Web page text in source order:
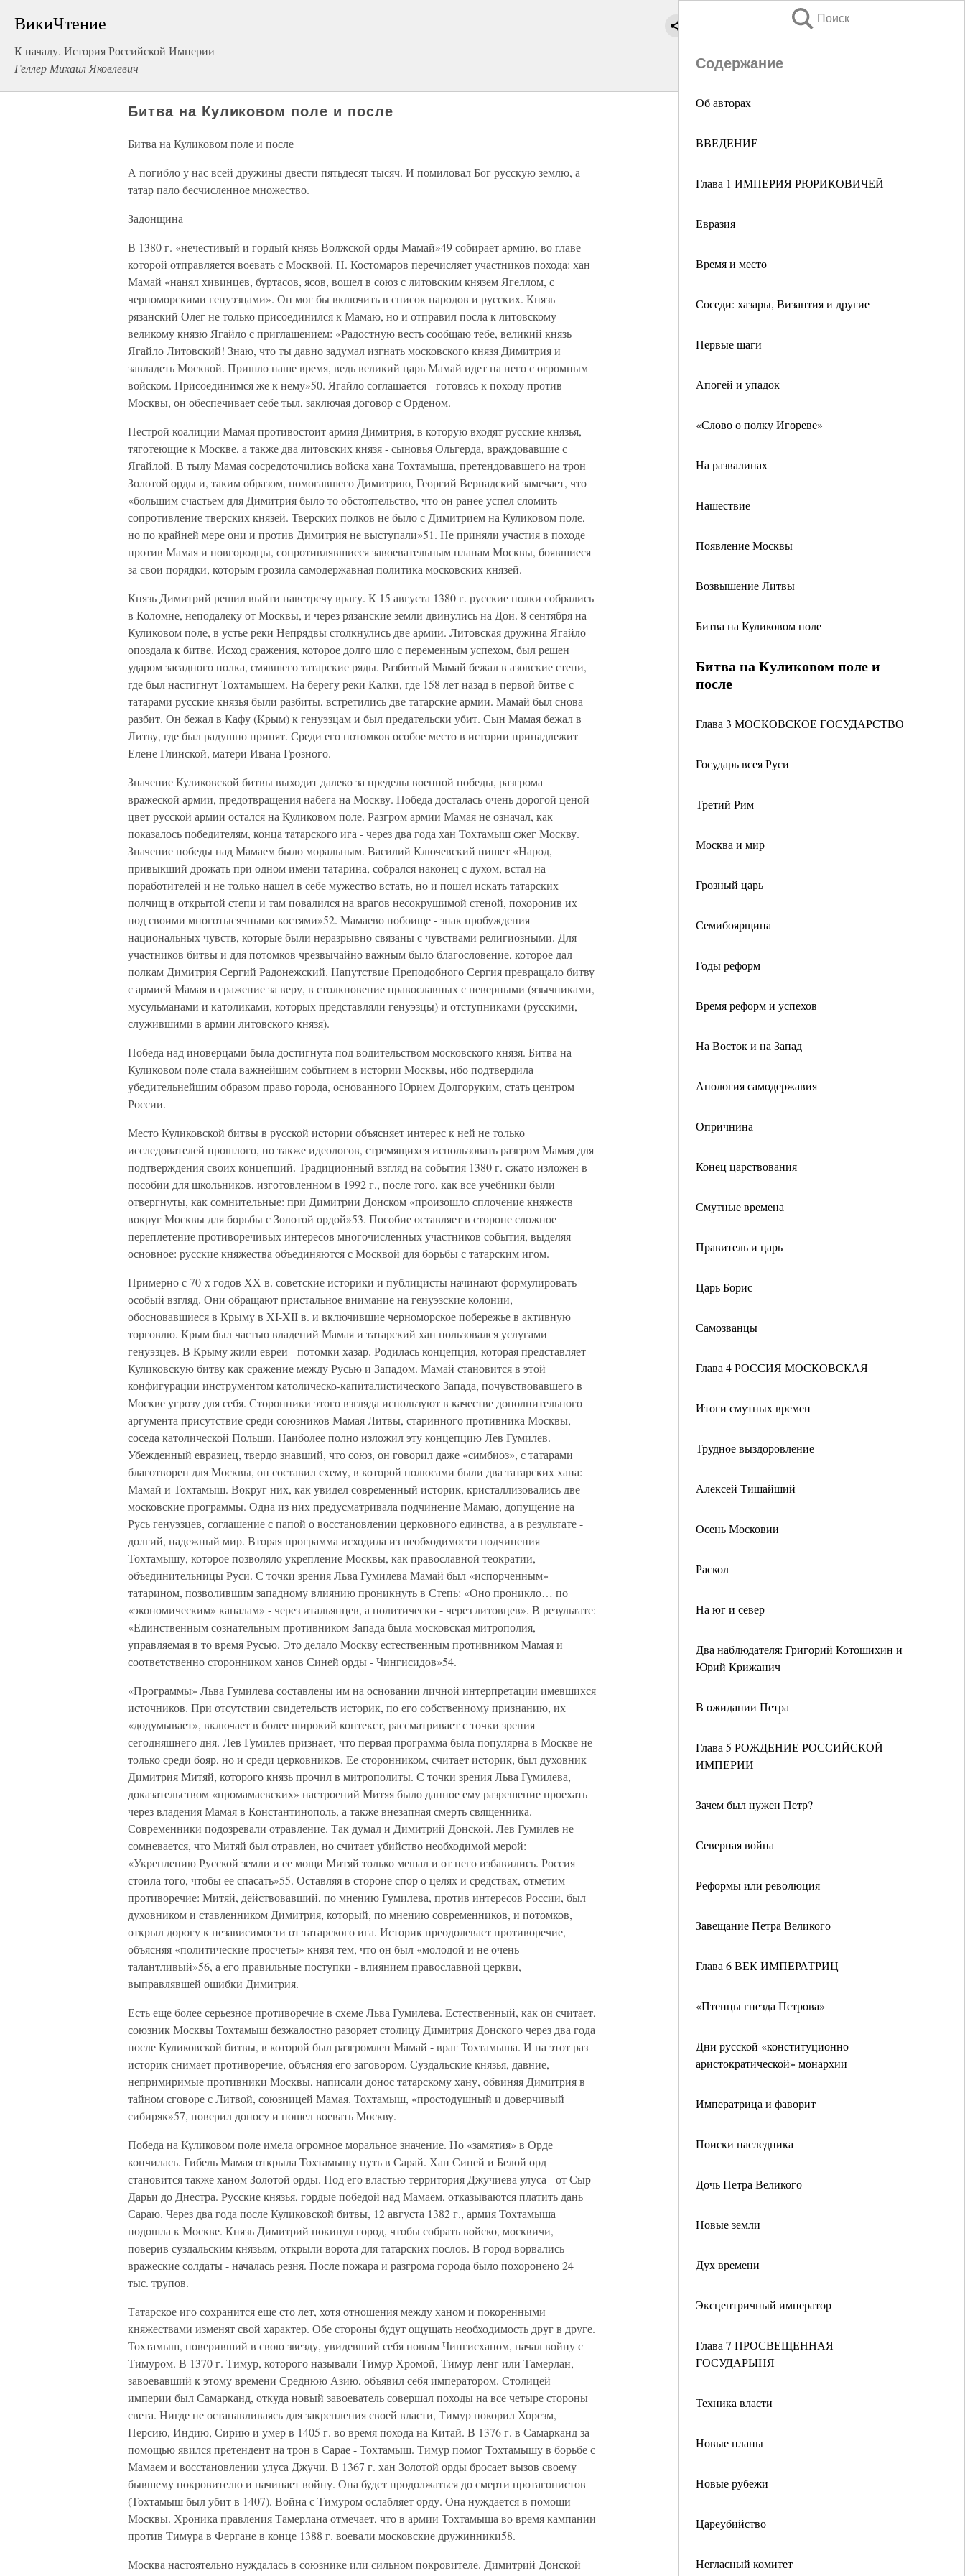
ВикиЧтение
К началу. История Российской Империи
Геллер Михаил Яковлевич
Поиск
Содержание
Об авторах
ВВЕДЕНИЕ
Глава 1 ИМПЕРИЯ РЮРИКОВИЧЕЙ
Евразия
Время и место
Соседи: хазары, Византия и другие
Первые шаги
Апогей и упадок
«Слово о полку Игореве»
На развалинах
Нашествие
Появление Москвы
Возвышение Литвы
Битва на Куликовом поле
Битва на Куликовом поле и
после
Глава 3 МОСКОВСКОЕ ГОСУДАРСТВО
Государь всея Руси
Третий Рим
Москва и мир
Грозный царь
Семибоярщина
Годы реформ
Время реформ и успехов
На Восток и на Запад
Апология самодержавия
Опричнина
Конец царствования
Смутные времена
Правитель и царь
Царь Борис
Самозванцы
Глава 4 РОССИЯ МОСКОВСКАЯ
Итоги смутных времен
Трудное выздоровление
Алексей Тишайший
Осень Московии
Раскол
На юг и север
Два наблюдателя: Григорий Котошихин и
Юрий Крижанич
В ожидании Петра
Глава 5 РОЖДЕНИЕ РОССИЙСКОЙ
ИМПЕРИИ
Зачем был нужен Петр?
Северная война
Реформы или революция
Завещание Петра Великого
Глава 6 ВЕК ИМПЕРАТРИЦ
«Птенцы гнезда Петрова»
Дни русской «конституционно-
аристократической» монархии
Императрица и фаворит
Поиски наследника
Дочь Петра Великого
Новые земли
Дух времени
Эксцентричный император
Глава 7 ПРОСВЕЩЕННАЯ
ГОСУДАРЫНЯ
Техника власти
Новые планы
Новые рубежи
Цареубийство
Негласный комитет
Битва на Куликовом поле и после
Битва на Куликовом поле и после
А погибло у нас всей дружины двести пятьдесят тысяч. И помиловал Бог русскую землю, а
татар пало бесчисленное множество.
Задонщина
В 1380 г. «нечестивый и гордый князь Волжской орды Мамай»49 собирает армию, во главе
которой отправляется воевать с Москвой. Н. Костомаров перечисляет участников похода: хан
Мамай «нанял хивинцев, буртасов, ясов, вошел в союз с литовским князем Ягеллом, с
черноморскими генуэзцами». Он мог бы включить в список народов и русских. Князь
рязанский Олег не только присоединился к Мамаю, но и отправил посла к литовскому
великому князю Ягайло с приглашением: «Радостную весть сообщаю тебе, великий князь
Ягайло Литовский! Знаю, что ты давно задумал изгнать московского князя Димитрия и
завладеть Москвой. Пришло наше время, ведь великий царь Мамай идет на него с огромным
войском. Присоединимся же к нему»50. Ягайло соглашается - готовясь к походу против
Москвы, он обеспечивает себе тыл, заключая договор с Орденом.
Пестрой коалиции Мамая противостоит армия Димитрия, в которую входят русские князья,
тяготеющие к Москве, а также два литовских князя - сыновья Ольгерда, враждовавшие с
Ягайлой. В тылу Мамая сосредоточились войска хана Тохтамыша, претендовавшего на трон
Золотой орды и, таким образом, помогавшего Димитрию, Георгий Вернадский замечает, что
«большим счастьем для Димитрия было то обстоятельство, что он ранее успел сломить
сопротивление тверских князей. Тверских полков не было с Димитрием на Куликовом поле,
но по крайней мере они и против Димитрия не выступали»51. Не приняли участия в походе
против Мамая и новгородцы, сопротивлявшиеся завоевательным планам Москвы, боявшиеся
за свои порядки, которым грозила самодержавная политика московских князей.
Князь Димитрий решил выйти навстречу врагу. К 15 августа 1380 г. русские полки собрались
в Коломне, неподалеку от Москвы, и через рязанские земли двинулись на Дон. 8 сентября на
Куликовом поле, в устье реки Непрядвы столкнулись две армии. Литовская дружина Ягайло
опоздала к битве. Исход сражения, которое долго шло с переменным успехом, был решен
ударом засадного полка, смявшего татарские ряды. Разбитый Мамай бежал в азовские степи,
где был настигнут Тохтамышем. На берегу реки Калки, где 158 лет назад в первой битве с
татарами русские князья были разбиты, встретились две татарские армии. Мамай был снова
разбит. Он бежал в Кафу (Крым) к генуэзцам и был предательски убит. Сын Мамая бежал в
Литву, где был радушно принят. Среди его потомков особое место в истории принадлежит
Елене Глинской, матери Ивана Грозного.
Значение Куликовской битвы выходит далеко за пределы военной победы, разгрома
вражеской армии, предотвращения набега на Москву. Победа досталась очень дорогой ценой -
цвет русской армии остался на Куликовом поле. Разгром армии Мамая не означал, как
показалось победителям, конца татарского ига - через два года хан Тохтамыш сжег Москву.
Значение победы над Мамаем было моральным. Василий Ключевский пишет «Народ,
привыкший дрожать при одном имени татарина, собрался наконец с духом, встал на
поработителей и не только нашел в себе мужество встать, но и пошел искать татарских
полчищ в открытой степи и там повалился на врагов несокрушимой стеной, похоронив их
под своими многотысячными костями»52. Мамаево побоище - знак пробуждения
национальных чувств, которые были неразрывно связаны с чувствами религиозными. Для
участников битвы и для потомков чрезвычайно важным было благословение, которое дал
полкам Димитрия Сергий Радонежский. Напутствие Преподобного Сергия превращало битву
с армией Мамая в сражение за веру, в столкновение православных с неверными (язычниками,
мусульманами и католиками, которых представляли генуэзцы) и отступниками (русскими,
служившими в армии литовского князя).
Победа над иноверцами была достигнута под водительством московского князя. Битва на
Куликовом поле стала важнейшим событием в истории Москвы, ибо подтвердила
убедительнейшим образом право города, основанного Юрием Долгоруким, стать центром
России.
Место Куликовской битвы в русской истории объясняет интерес к ней не только
исследователей прошлого, но также идеологов, стремящихся использовать разгром Мамая для
подтверждения своих концепций. Традиционный взгляд на события 1380 г. сжато изложен в
пособии для школьников, изготовленном в 1992 г., после того, как все учебники были
отвергнуты, как сомнительные: при Димитрии Донском «произошло сплочение княжеств
вокруг Москвы для борьбы с Золотой ордой»53. Пособие оставляет в стороне сложное
переплетение противоречивых интересов многочисленных участников события, выделяя
основное: русские княжества объединяются с Москвой для борьбы с татарским игом.
Примерно с 70-х годов XX в. советские историки и публицисты начинают формулировать
особый взгляд. Они обращают пристальное внимание на генуэзские колонии,
обосновавшиеся в Крыму в XI-XII в. и включившие черноморское побережье в активную
торговлю. Крым был частью владений Мамая и татарский хан пользовался услугами
генуэзцев. В Крыму жили евреи - потомки хазар. Родилась концепция, которая представляет
Куликовскую битву как сражение между Русью и Западом. Мамай становится в этой
конфигурации инструментом католическо-капиталистического Запада, почувствовавшего в
Москве угрозу для себя. Сторонники этого взгляда используют в качестве дополнительного
аргумента присутствие среди союзников Мамая Литвы, старинного противника Москвы,
соседа католической Польши. Наиболее полно изложил эту концепцию Лев Гумилев.
Убежденный евразиец, твердо знавший, что союз, он говорил даже «симбиоз», с татарами
благотворен для Москвы, он составил схему, в которой полюсами были два татарских хана:
Мамай и Тохтамыш. Вокруг них, как увидел современный историк, кристаллизовались две
московские программы. Одна из них предусматривала подчинение Мамаю, допущение на
Русь генуэзцев, соглашение с папой о восстановлении церковного единства, а в результате -
долгий, надежный мир. Вторая программа исходила из необходимости подчинения
Тохтамышу, которое позволяло укрепление Москвы, как православной теократии,
объединительницы Руси. С точки зрения Льва Гумилева Мамай был «испорченным»
татарином, позволившим западному влиянию проникнуть в Степь: «Оно проникло… по
«экономическим» каналам» - через итальянцев, а политически - через литовцев». В результате:
«Единственным сознательным противником Запада была московская митрополия,
управляемая в то время Русью. Это делало Москву естественным противником Мамая и
соответственно сторонником ханов Синей орды - Чингисидов»54.
«Программы» Льва Гумилева составлены им на основании личной интерпретации имевшихся
источников. При отсутствии свидетельств историк, по его собственному признанию, их
«додумывает», включает в более широкий контекст, рассматривает с точки зрения
сегодняшнего дня. Лев Гумилев признает, что первая программа была популярна в Москве не
только среди бояр, но и среди церковников. Ее сторонником, считает историк, был духовник
Димитрия Митяй, которого князь прочил в митрополиты. С точки зрения Льва Гумилева,
доказательством «промамаевских» настроений Митяя было данное ему разрешение проехать
через владения Мамая в Константинополь, а также внезапная смерть священника.
Современники подозревали отравление. Так думал и Димитрий Донской. Лев Гумилев не
сомневается, что Митяй был отравлен, но считает убийство необходимой мерой:
«Укреплению Русской земли и ее мощи Митяй только мешал и от него избавились. Россия
стоила того, чтобы ее спасать»55. Оставляя в стороне спор о целях и средствах, отметим
противоречие: Митяй, действовавший, по мнению Гумилева, против интересов России, был
духовником и ставленником Димитрия, который, по мнению современников, и потомков,
открыл дорогу к независимости от татарского ига. Историк преодолевает противоречие,
объясняя «политические просчеты» князя тем, что он был «молодой и не очень
талантливый»56, а его правильные поступки - влиянием православной церкви,
выправлявшей ошибки Димитрия.
Есть еще более серьезное противоречие в схеме Льва Гумилева. Естественный, как он считает,
союзник Москвы Тохтамыш безжалостно разоряет столицу Димитрия Донского через два года
после Куликовской битвы, в которой был разгромлен Мамай - враг Тохтамыша. И на этот раз
историк снимает противоречие, объясняя его заговором. Суздальские князья, давние,
непримиримые противники Москвы, написали донос татарскому хану, обвиняя Димитрия в
тайном сговоре с Литвой, союзницей Мамая. Тохтамыш, «простодушный и доверчивый
сибиряк»57, поверил доносу и пошел воевать Москву.
Победа на Куликовом поле имела огромное моральное значение. Но «замятия» в Орде
кончилась. Гибель Мамая открыла Тохтамышу путь в Сарай. Хан Синей и Белой орд
становится также ханом Золотой орды. Под его властью территория Джучиева улуса - от Сыр-
Дарьи до Днестра. Русские князья, гордые победой над Мамаем, отказываются платить дань
Сараю. Через два года после Куликовской битвы, 12 августа 1382 г., армия Тохтамыша
подошла к Москве. Князь Димитрий покинул город, чтобы собрать войско, москвичи,
поверив суздальским князьям, открыли ворота для татарских послов. В город ворвались
вражеские солдаты - началась резня. После пожара и разгрома города было похоронено 24
тыс. трупов.
Татарское иго сохранится еще сто лет, хотя отношения между ханом и покоренными
княжествами изменят свой характер. Обе стороны будут ощущать необходимость друг в друге.
Тохтамыш, поверивший в свою звезду, увидевший себя новым Чингисханом, начал войну с
Тимуром. В 1370 г. Тимур, которого называли Тимур Хромой, Тимур-ленг или Тамерлан,
завоевавший к этому времени Среднюю Азию, объявил себя императором. Столицей
империи был Самарканд, откуда новый завоеватель совершал походы на все четыре стороны
света. Нигде не останавливаясь для закрепления своей власти, Тимур покорил Хорезм,
Персию, Индию, Сирию и умер в 1405 г. во время похода на Китай. В 1376 г. в Самарканд за
помощью явился претендент на трон в Сарае - Тохтамыш. Тимур помог Тохтамышу в борьбе с
Мамаем и восстановлении улуса Джучи. В 1367 г. хан Золотой орды бросает вызов своему
бывшему покровителю и начинает войну. Она будет продолжаться до смерти протагонистов
(Тохтамыш был убит в 1407). Война с Тимуром ослабляет орду. Она нуждается в помощи
Москвы. Хроника правления Тамерлана отмечает, что в армии Тохтамыша во время кампании
против Тимура в Фергане в конце 1388 г. воевали московские дружинники58.
Москва настоятельно нуждалась в союзнике или сильном покровителе. Димитрий Донской